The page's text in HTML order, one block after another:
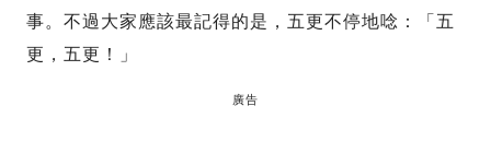
事。不過大家應該最記得的是，五更不停地唸：「五
更，五更！」
廣告